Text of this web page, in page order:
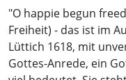
"O happie begun
Freiheit) - das ist im
Lüttich 1618, mit
Gottes-Anrede, ein